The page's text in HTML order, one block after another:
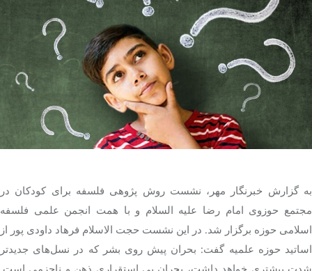
پایگاه خبری آبان
خرید موتور ایمپلنت
به گزارش خبرنگار مهر، نشست روش پژوهی فلسفه برای کودکان در
مجتمع حوزوی امام رضا علیه السلام و با همت انجمن علمی فلسفه
اسلامی حوزه برگزار شد. در این نشست حجت الاسلام فرهاد داودی پور از
اساتید حوزه علمیه گفت: بحران پیش روی بشر که در نسل‌های جدیدتر
شدت بیشتری خواهد داشت، بحران بی استقراری ذهن و ناجزمی است.